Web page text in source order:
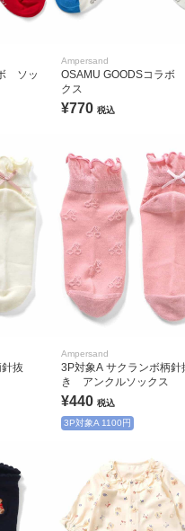
ソッ
Ampersand
OSAMU GOODSコラボ
クス
¥770 税込
抜
Ampersand
3P対象A サクランボ柄針
き アンクルソックス
¥440 税込
3P対象A 1100円